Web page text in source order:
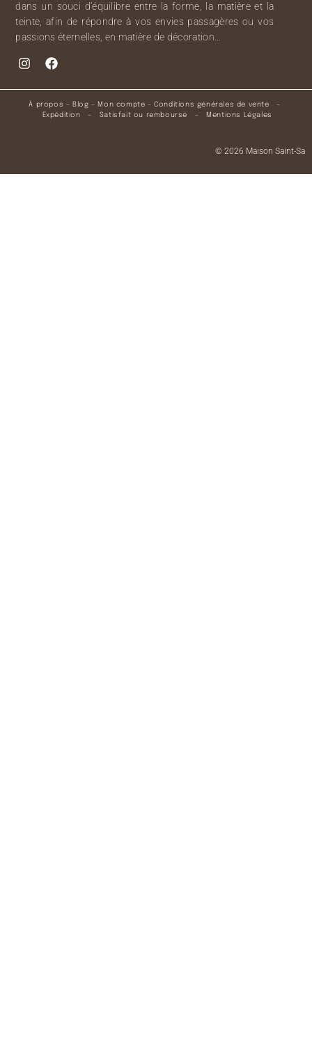
dans un souci d’équilibre entre la forme, la matière et la
teinte, afin de répondre à vos envies passagères ou vos
passions éternelles, en matière de décoration…
À propos – Blog – Mon compte –Conditions générales de vente –
Expédition – Satisfait ou remboursé – Mentions Légales
© 2026 Maison Saint-Sa